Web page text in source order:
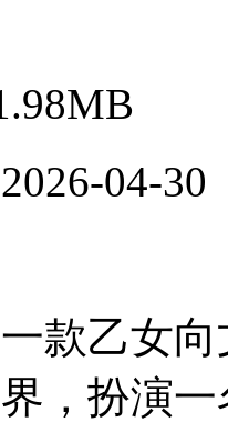
04-30
款乙女
，扮演